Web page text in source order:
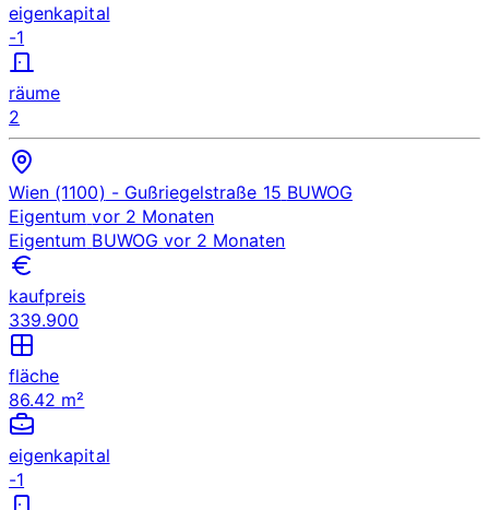
eigenkapital
-1
räume
2
Wien (1100) - Gußriegelstraße 15 BUWOG
Eigentum vor 2 Monaten
Eigentum BUWOG vor 2 Monaten
kaufpreis
339.900
fläche
86.42 m²
eigenkapital
-1